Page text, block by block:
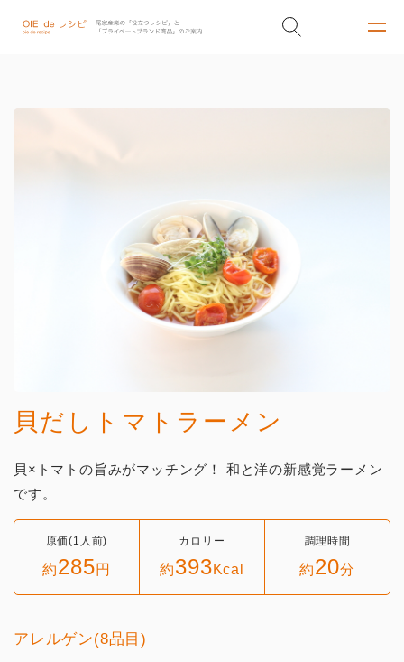
貝だしトマトラーメン
貝×トマトの旨みがマッチング！ 和と洋の新感覚ラーメン
です。
原価(1人前)
約285円
カロリー
約393Kcal
調理時間
約20分
アレルゲン(8品目)